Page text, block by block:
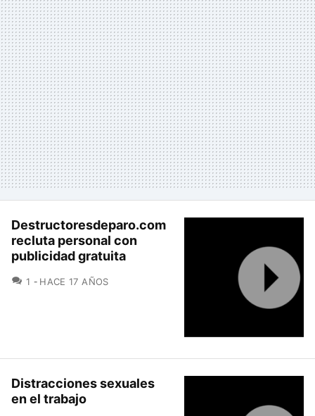
Destructoresdeparo.com
recluta personal con
publicidad gratuita
1 COMENTARIOS
HACE 17 AÑOS
Distracciones sexuales
en el trabajo